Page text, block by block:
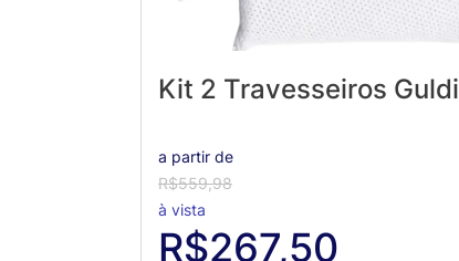
Kit 2 Travesseiros Guldi
a partir de
R$559,98
à vista
R$267,50